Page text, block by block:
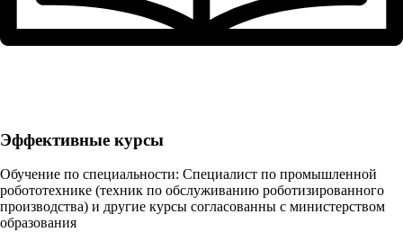
Эффективные курсы
Обучение по специальности: Специалист по промышленной
робототехнике (техник по обслуживанию роботизированного
производства) и другие курсы согласованны с министерством
образования